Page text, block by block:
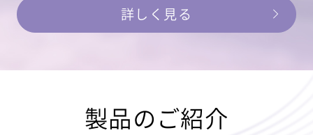
詳しく見る
製品のご紹介